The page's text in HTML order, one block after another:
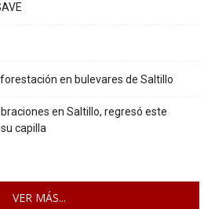
en bulevares de Saltillo
en Saltillo, regresó este
capilla
VER MÁS...